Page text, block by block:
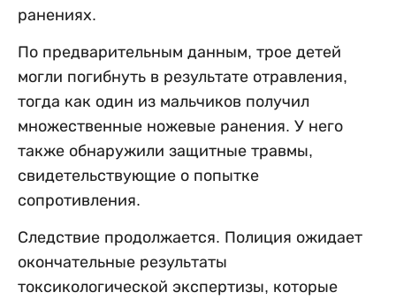
ранениях.
По предварительным данным, трое детей
могли погибнуть в результате отравления,
тогда как один из мальчиков получил
множественные ножевые ранения. У него
также обнаружили защитные травмы,
свидетельствующие о попытке
сопротивления.
Следствие продолжается. Полиция ожидает
окончательные результаты
токсикологической экспертизы, которые